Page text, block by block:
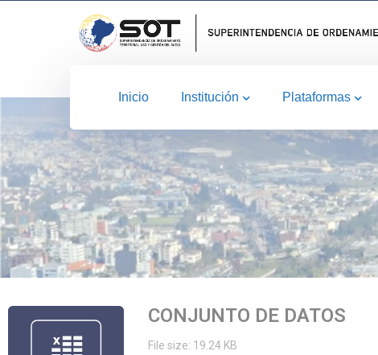
Inicio Institución Plataformas
CONJUNTO DE DATOS
File size: 19.24 KB